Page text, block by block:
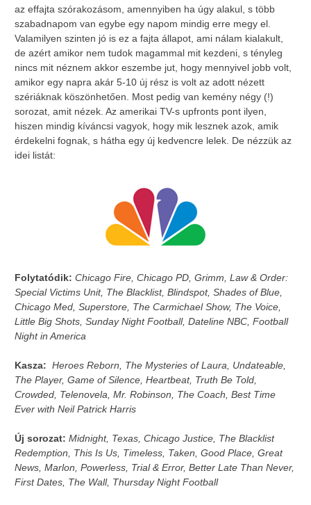
az effajta szórakozásom, amennyiben ha úgy alakul, s több
szabadnapom van egybe egy napom mindig erre megy el.
Valamilyen szinten jó is ez a fajta állapot, ami nálam kialakult,
de azért amikor nem tudok magammal mit kezdeni, s tényleg
nincs mit néznem akkor eszembe jut, hogy mennyivel jobb volt,
amikor egy napra akár 5-10 új rész is volt az adott nézett
szériáknak köszönhetően. Most pedig van kemény négy (!)
sorozat, amit nézek. Az amerikai TV-s upfronts pont ilyen,
hiszen mindig kíváncsi vagyok, hogy mik lesznek azok, amik
érdekelni fognak, s hátha egy új kedvencre lelek. De nézzük az
idei listát:
Folytatódik: Chicago Fire, Chicago PD, Grimm, Law & Order:
Special Victims Unit, The Blacklist, Blindspot, Shades of Blue,
Chicago Med, Superstore, The Carmichael Show, The Voice,
Little Big Shots, Sunday Night Football, Dateline NBC, Football
Night in America
Kasza: Heroes Reborn, The Mysteries of Laura, Undateable,
The Player, Game of Silence, Heartbeat, Truth Be Told,
Crowded, Telenovela, Mr. Robinson, The Coach, Best Time
Ever with Neil Patrick Harris
Új sorozat: Midnight, Texas, Chicago Justice, The Blacklist
Redemption, This Is Us, Timeless, Taken, Good Place, Great
News, Marlon, Powerless, Trial & Error, Better Late Than Never,
First Dates, The Wall, Thursday Night Football